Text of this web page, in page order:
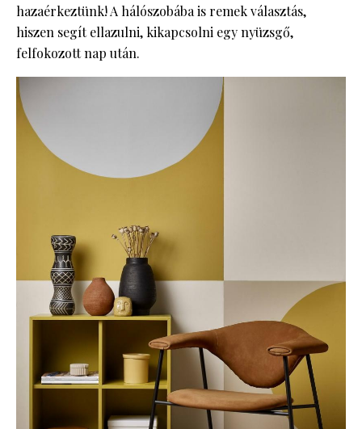
hazaérkeztünk! A hálószobába is remek választás,
hiszen segít ellazulni, kikapcsolni egy nyüzsgő,
felfokozott nap után.